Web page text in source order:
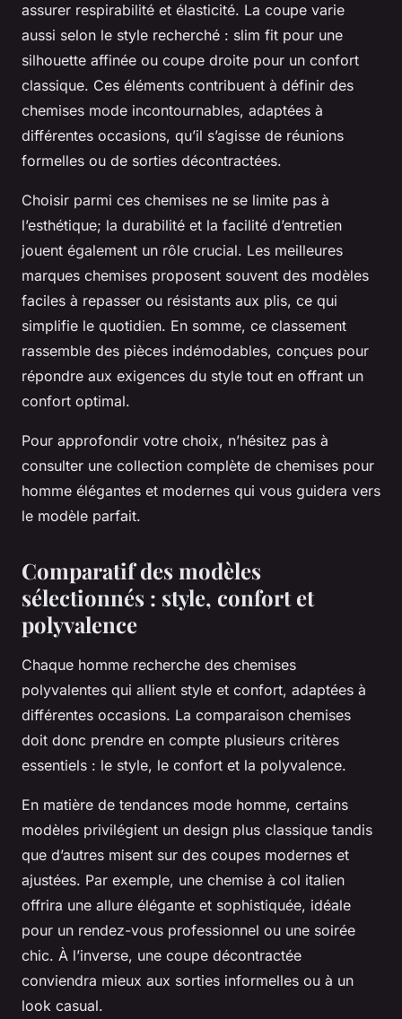
assurer respirabilité et élasticité. La coupe varie
aussi selon le style recherché : slim fit pour une
silhouette affinée ou coupe droite pour un confort
classique. Ces éléments contribuent à définir des
chemises mode incontournables, adaptées à
différentes occasions, qu’il s’agisse de réunions
formelles ou de sorties décontractées.
Choisir parmi ces chemises ne se limite pas à
l’esthétique; la durabilité et la facilité d’entretien
jouent également un rôle crucial. Les meilleures
marques chemises proposent souvent des modèles
faciles à repasser ou résistants aux plis, ce qui
simplifie le quotidien. En somme, ce classement
rassemble des pièces indémodables, conçues pour
répondre aux exigences du style tout en offrant un
confort optimal.
Pour approfondir votre choix, n’hésitez pas à
consulter une collection complète de chemises pour
homme élégantes et modernes qui vous guidera vers
le modèle parfait.
Comparatif des modèles
sélectionnés : style, confort et
polyvalence
Chaque homme recherche des chemises
polyvalentes qui allient style et confort, adaptées à
différentes occasions. La comparaison chemises
doit donc prendre en compte plusieurs critères
essentiels : le style, le confort et la polyvalence.
En matière de tendances mode homme, certains
modèles privilégient un design plus classique tandis
que d’autres misent sur des coupes modernes et
ajustées. Par exemple, une chemise à col italien
offrira une allure élégante et sophistiquée, idéale
pour un rendez-vous professionnel ou une soirée
chic. À l’inverse, une coupe décontractée
conviendra mieux aux sorties informelles ou à un
look casual.